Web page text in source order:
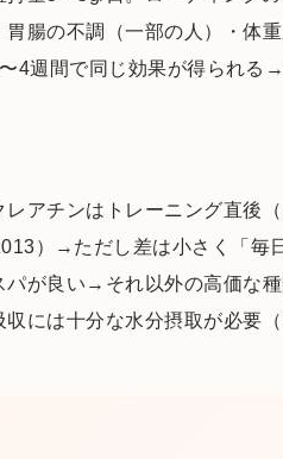
腸の不調（一部の人）・体
4週間で同じ効果が得られる→
アチンはトレーニング直後
）→ただし差は小さく「毎
パが良い→それ以外の高価な
には十分な水分摂取が必要（